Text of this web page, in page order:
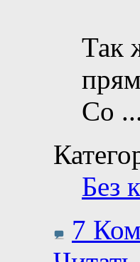
Так
Со
Без
7